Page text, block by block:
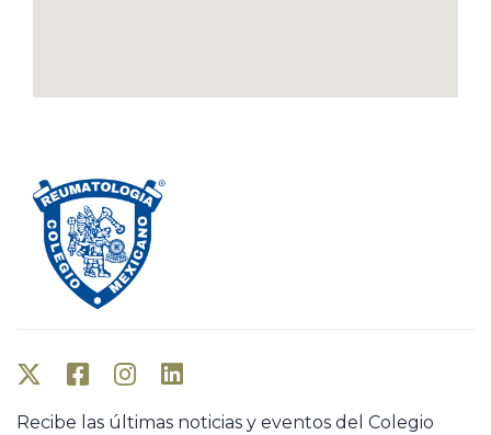
Recibe las últimas noticias y eventos del Colegio